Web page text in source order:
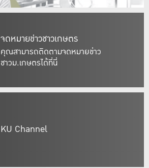
จดหมายข่าวชาวเกษตร
คุณสามารถติดตามจดหมายข่าว
ชาวม.เกษตรได้ที่นี่
KU Channel